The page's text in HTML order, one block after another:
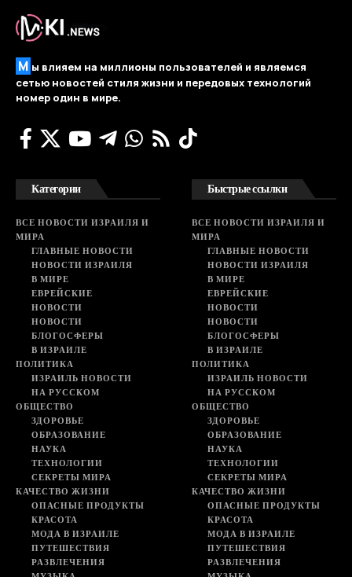
М ы влияем на миллионы пользователей и являемся
сетью новостей стиля жизни и передовых технологий
номер один в мире.
Категории
ВСЕ НОВОСТИ ИЗРАИЛЯ И
МИРА
ГЛАВНЫЕ НОВОСТИ
НОВОСТИ ИЗРАИЛЯ
В МИРЕ
ЕВРЕЙСКИЕ
НОВОСТИ
НОВОСТИ
БЛОГОСФЕРЫ
В ИЗРАИЛЕ
ПОЛИТИКА
ИЗРАИЛЬ НОВОСТИ
НА РУССКОМ
ОБЩЕСТВО
ЗДОРОВЬЕ
ОБРАЗОВАНИЕ
НАУКА
ТЕХНОЛОГИИ
СЕКРЕТЫ МИРА
КАЧЕСТВО ЖИЗНИ
ОПАСНЫЕ ПРОДУКТЫ
КРАСОТА
МОДА В ИЗРАИЛЕ
ПУТЕШЕСТВИЯ
РАЗВЛЕЧЕНИЯ
Быстрые ссылки
ВСЕ НОВОСТИ ИЗРАИЛЯ И
МИРА
ГЛАВНЫЕ НОВОСТИ
НОВОСТИ ИЗРАИЛЯ
В МИРЕ
ЕВРЕЙСКИЕ
НОВОСТИ
НОВОСТИ
БЛОГОСФЕРЫ
В ИЗРАИЛЕ
ПОЛИТИКА
ИЗРАИЛЬ НОВОСТИ
НА РУССКОМ
ОБЩЕСТВО
ЗДОРОВЬЕ
ОБРАЗОВАНИЕ
НАУКА
ТЕХНОЛОГИИ
СЕКРЕТЫ МИРА
КАЧЕСТВО ЖИЗНИ
ОПАСНЫЕ ПРОДУКТЫ
КРАСОТА
МОДА В ИЗРАИЛЕ
ПУТЕШЕСТВИЯ
РАЗВЛЕЧЕНИЯ